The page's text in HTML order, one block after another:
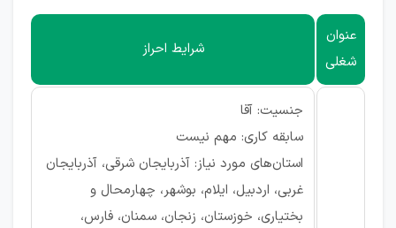
عنوان
شغلی
شرایط احراز
جنسیت: آقا
سابقه کاری: مهم نیست
استان‌های مورد نیاز: آذربایجان شرقی، آذربایجان
غربی، اردبیل، ایلام، بوشهر، چهارمحال و
بختیاری، خوزستان، زنجان، سمنان، فارس،